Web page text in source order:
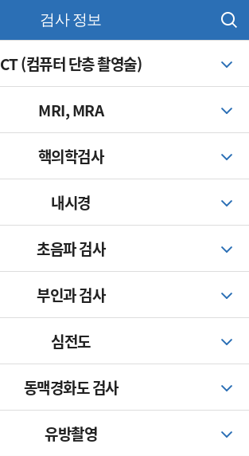
검사 정보
CT (컴퓨터 단층 촬영술)
MRI, MRA
핵의학검사
내시경
초음파 검사
부인과 검사
심전도
동맥경화도 검사
유방촬영